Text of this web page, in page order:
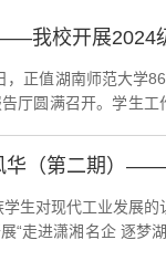
我校开展2024
正值湖南师范大学
厅圆满召开。学生
序幕。罗元代表学
华（第二期）
学生对现代工业发展
“走进潇湘名企 逐梦